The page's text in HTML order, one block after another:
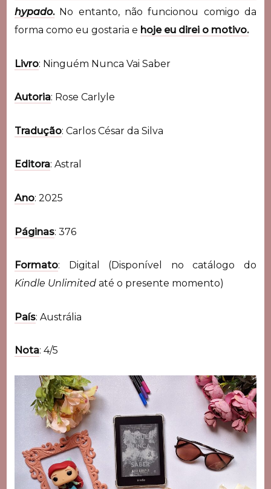
hypado.No entanto, não funcionou comigo da
forma como eu gostaria e hoje eu direi o motivo.
Livro: Ninguém Nunca Vai Saber
Autoria: Rose Carlyle
Tradução: Carlos César da Silva
Editora: Astral
Ano: 2025
Páginas: 376
Formato: Digital (Disponível no catálogo do
Kindle Unlimited até o presente momento)
País: Austrália
Nota: 4/5